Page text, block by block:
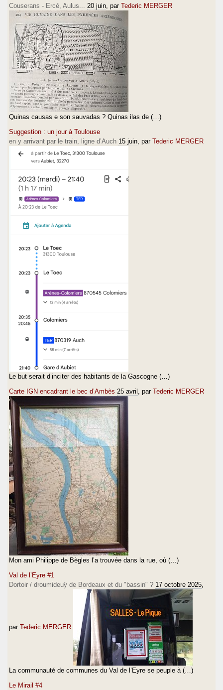
Couserans - Ercé, Aulus... 20 juin , par Tederic MERGER
Quinas causas e son sauvadas ? Quinas ilas de (…)
Suggestion : un jour à Toulouse
en y arrivant par le train, ligne d’Auch 15 juin , par Tederic MERGER
Le but serait d’inciter des habitants de la Gascogne (…)
Carte IGN encadrant le bec d’Ambès 25 avril , par Tederic MERGER
Mon ami Philippe de Bègles l’a trouvée dans la rue, où (…)
Val de l’Eyre #1
Dortoir / droumideuÿ de Bordeaux et du "bassin" ? 17 octobre 2025
par Tederic MERGER
La communauté de communes du Val de l’Eyre se peuple à (…)
Le Mirail #4